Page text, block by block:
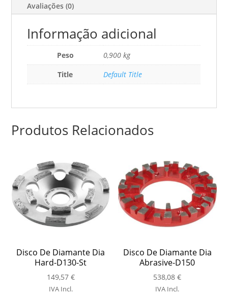
Avaliações (0)
Informação adicional
Peso
0,900 kg
Title
Default Title
Produtos Relacionados
Disco De Diamante Dia
Hard-D130-St
149,57 €
IVA Incl.
Disco De Diamante Dia
Abrasive-D150
538,08€
IVA Incl.